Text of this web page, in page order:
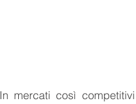
In mercati così